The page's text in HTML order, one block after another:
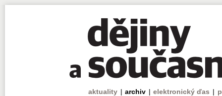
aktuality | archiv | elektronický ďas |